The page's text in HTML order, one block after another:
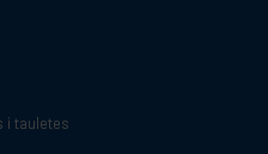
i tauletes